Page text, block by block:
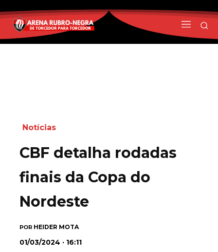
Notícias
CBF detalha rodadas
finais da Copa do
Nordeste
POR HEIDER MOTA
01/03/2024 · 16:11